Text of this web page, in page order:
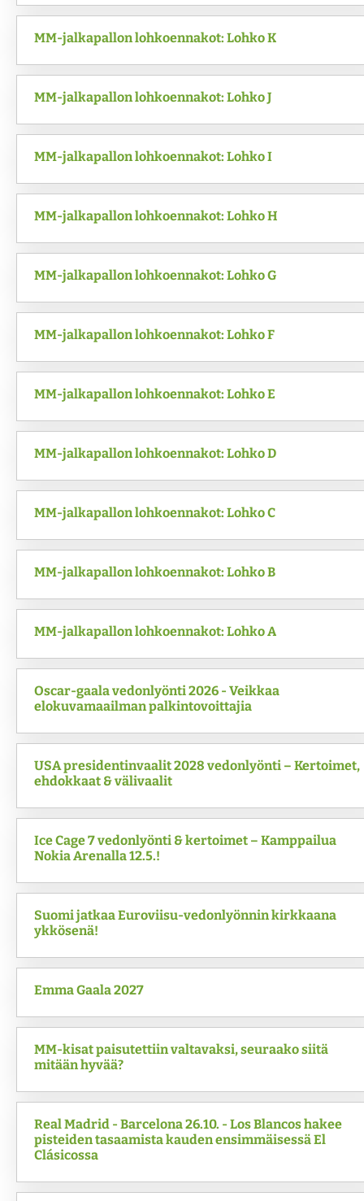
MM-jalkapallon lohkoennakot: Lohko K
MM-jalkapallon lohkoennakot: Lohko J
MM-jalkapallon lohkoennakot: Lohko I
MM-jalkapallon lohkoennakot: Lohko H
MM-jalkapallon lohkoennakot: Lohko G
MM-jalkapallon lohkoennakot: Lohko F
MM-jalkapallon lohkoennakot: Lohko E
MM-jalkapallon lohkoennakot: Lohko D
MM-jalkapallon lohkoennakot: Lohko C
MM-jalkapallon lohkoennakot: Lohko B
MM-jalkapallon lohkoennakot: Lohko A
Oscar-gaala vedonlyönti 2026 - Veikkaa
elokuvamaailman palkintovoittajia
USA presidentinvaalit 2028 vedonlyönti – Kertoimet,
ehdokkaat & välivaalit
Ice Cage 7 vedonlyönti & kertoimet – Kamppailua
Nokia Arenalla 12.5.!
Suomi jatkaa Euroviisu-vedonlyönnin kirkkaana
ykkösenä!
Emma Gaala 2027
MM-kisat paisutettiin valtavaksi, seuraako siitä
mitään hyvää?
Real Madrid - Barcelona 26.10. - Los Blancos hakee
pisteiden tasaamista kauden ensimmäisessä El
Clásicossa